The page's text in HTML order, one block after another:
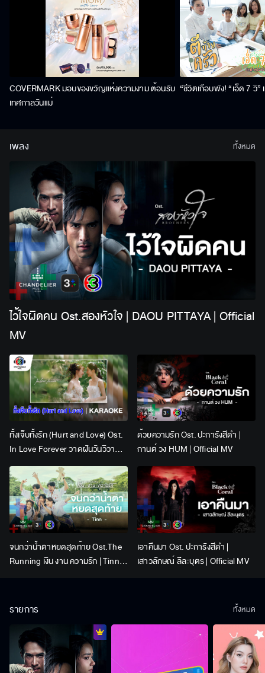
COVERMARK มอบของขวัญแห่งความงาม ต้อนรับ
เทศกาลวันแม่
“ชีวิตเกือบพัง! “เอ็ด 7 วิ
เพลง
ไว้ใจผิดคน Ost.สองหัวใจ | DAOU PITTAYA | Official
MV
ทั้งเจ็บทั้งรัก (Hurt and Love) Ost.
In Love Forever วาดฝันวันวิวาห์ |
Lingling Kwong x Orm
Kornnaphat | Official Karaoke
ด้วยความรัก Ost. ปะการังสีดำ |
กานต์ วง HUM | Official MV
จนกว่าน้ำตาหยดสุดท้าย Ost.The
Running เงิน งาน ความรัก | Tinn |
เอาคืนมา Ost. ปะการังสีดำ |
เสาวลักษณ์ ลีละบุตร | Official MV
ทั้งหมด
รายการ ทั้งหมด